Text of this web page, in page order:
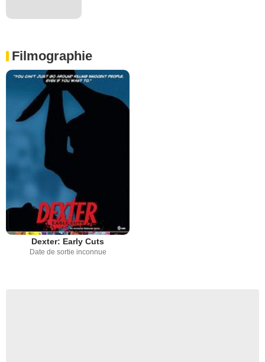
Filmographie
Dexter: Early Cuts
Date de sortie inconnue